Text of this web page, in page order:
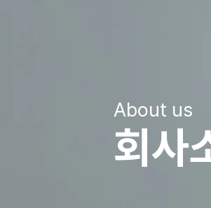
About us
회사